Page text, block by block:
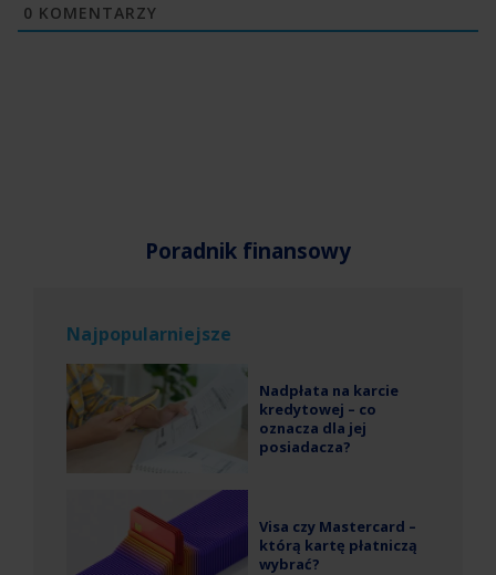
0 KOMENTARZY
Poradnik finansowy
Najpopularniejsze
Nadpłata na karcie
kredytowej – co
oznacza dla jej
posiadacza?
Visa czy Mastercard –
którą kartę płatniczą
wybrać?